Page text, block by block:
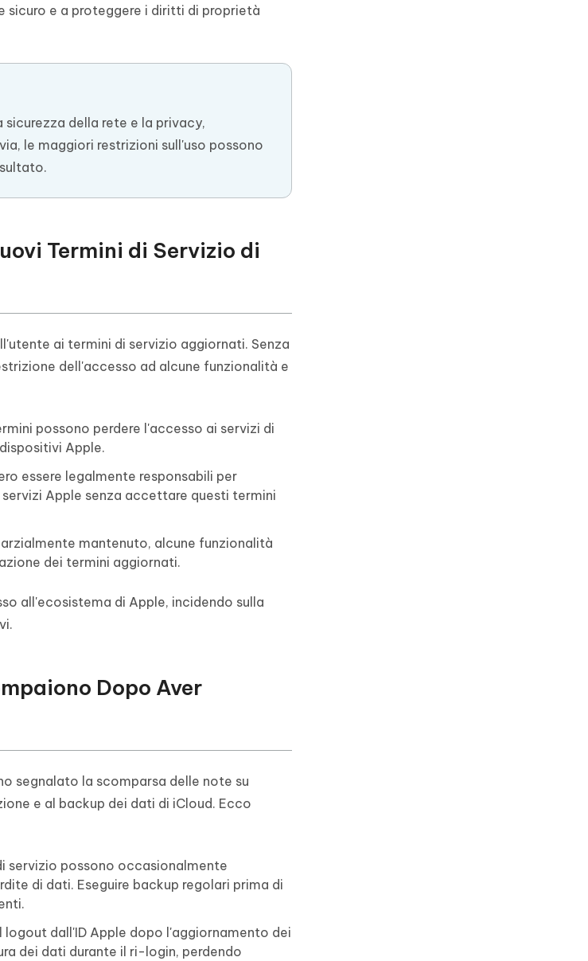
sicuro e a proteggere i diritti di proprietà
della rete e la privacy,
le maggiori restrizioni sull'uso possono
Termini di Servizio di
ai termini di servizio aggiornati. Senza
dell'accesso ad alcune funzionalità e
possono perdere l'accesso ai servizi di
Apple.
essere legalmente responsabili per
Apple senza accettare questi termini
mantenuto, alcune funzionalità
dei termini aggiornati.
all'ecosistema di Apple, incidendo sulla
Dopo Aver
segnalato la scomparsa delle note su
e al backup dei dati di iCloud. Ecco
servizio possono occasionalmente
di dati. Eseguire backup regolari prima di
logout dall'ID Apple dopo l'aggiornamento dei
dei dati durante il ri-login, perdendo